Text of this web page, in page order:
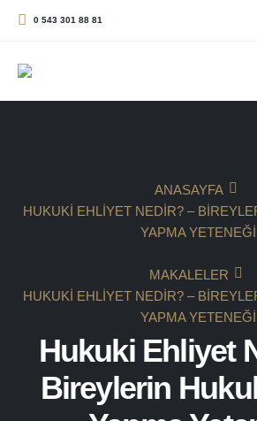
0 543 301 88 81
ANASAYFA
HUKUKI EHLIYET NEDIR? –
YAPMA YETENEĞI
MAKALELER
HUKUKI EHLIYET NEDIR? –
YAPMA YETENEĞI
Hukuki Ehliyet
Bireylerin